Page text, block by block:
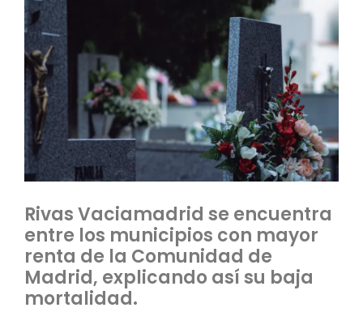
Rivas Vaciamadrid se encuentra
entre los municipios con mayor
renta de la Comunidad de
Madrid, explicando así su baja
mortalidad.